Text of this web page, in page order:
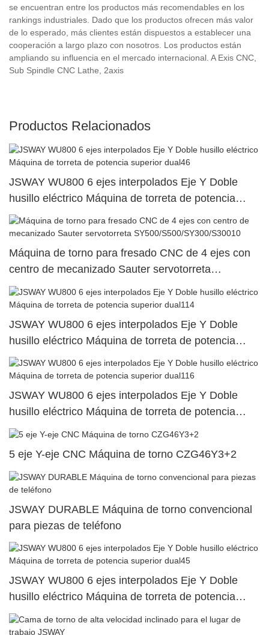
se encuentran entre los productos más recomendables en los
rankings industriales. Dado que los productos ofrecen más valor
de lo esperado, más clientes están dispuestos a establecer una
cooperación a largo plazo con nosotros. Los productos están
ampliando su influencia en el mercado internacional. A Exis CNC,
Sub Spindle CNC Lathe, 2axis
Productos Relacionados
JSWAY WU800 6 ejes interpolados Eje Y Doble
husillo eléctrico Máquina de torreta de potencia
superior dual46
Máquina de torno para fresado CNC de 4 ejes con
centro de mecanizado Sauter servotorreta
SY500/S500/SY300/S30010
JSWAY WU800 6 ejes interpolados Eje Y Doble
husillo eléctrico Máquina de torreta de potencia
superior dual114
JSWAY WU800 6 ejes interpolados Eje Y Doble
husillo eléctrico Máquina de torreta de potencia
superior dual116
5 eje Y-eje CNC Máquina de torno CZG46Y3+2
JSWAY DURABLE Máquina de torno convencional
para piezas de teléfono
JSWAY WU800 6 ejes interpolados Eje Y Doble
husillo eléctrico Máquina de torreta de potencia
superior dual45